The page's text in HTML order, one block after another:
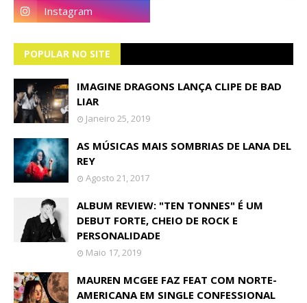
POPULAR NO SITE
IMAGINE DRAGONS LANÇA CLIPE DE BAD
LIAR
Janeiro 25, 2019
AS MÚSICAS MAIS SOMBRIAS DE LANA DEL
REY
Agosto 21, 2017
ALBUM REVIEW: "TEN TONNES" É UM
DEBUT FORTE, CHEIO DE ROCK E
PERSONALIDADE
Maio 17, 2019
MAUREN MCGEE FAZ FEAT COM NORTE-
AMERICANA EM SINGLE CONFESSIONAL